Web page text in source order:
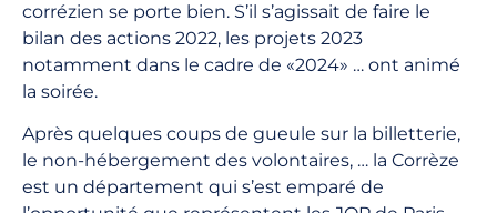
corrézien se porte bien. S’il s’agissait de faire le
bilan des actions 2022, les projets 2023
notamment dans le cadre de «2024» … ont animé
la soirée.
Après quelques coups de gueule sur la billetterie,
le non-hébergement des volontaires, … la Corrèze
est un département qui s’est emparé de